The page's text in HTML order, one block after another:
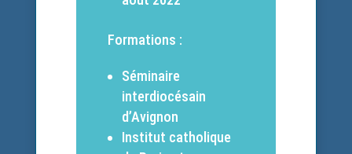
Formations :
Séminaire
interdiocésain
d’Avignon
Institut catholique